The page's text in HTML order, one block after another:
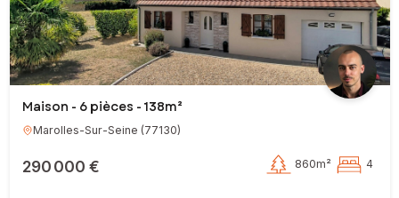
Maison - 6 pièces - 138m²
Marolles-Sur-Seine (77130)
290 000 € 860m² 4